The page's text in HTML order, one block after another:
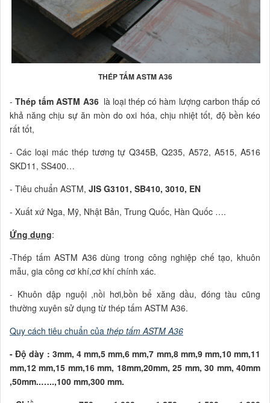
THÉP TẤM ASTM A36
-Thép tấm ASTM A36là loại thép có hàm lượng carbon thấp có
khả năng chịu sự ăn mòn do oxi hóa, chịu nhiệt tốt, độ bền kéo
rất tốt,
- Các loại mác thép tương tự Q345B, Q235, A572, A515, A516
SKD11, SS400…
- Tiêu chuẩn ASTM, JIS G3101, SB410, 3010, EN
- Xuất xứ Nga, Mỹ, Nhật Bản, Trung Quốc, Hàn Quốc ….
Ứng dụng:
-Thép tấm ASTM A36 dùng trong công nghiệp chế tạo, khuôn
mẫu, gia công cơ khí,cơ khí chính xác.
- Khuôn dập nguội ,nồi hơi,bồn bể xăng dầu, đóng tàu cũng
thường xuyên sử dụng từ thép tấm ASTM A36.
Quy cách tiêu chuẩn của thép tấm ASTM A36
- Độ dày : 3mm, 4 mm,5 mm,6 mm,7 mm,8 mm,9 mm,10 mm,11
mm,12 mm,15 mm,16 mm, 18mm,20mm, 25 mm, 30 mm, 40mm
,50mm..…..,100 mm,300 mm.